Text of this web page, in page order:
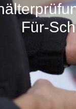
Für-